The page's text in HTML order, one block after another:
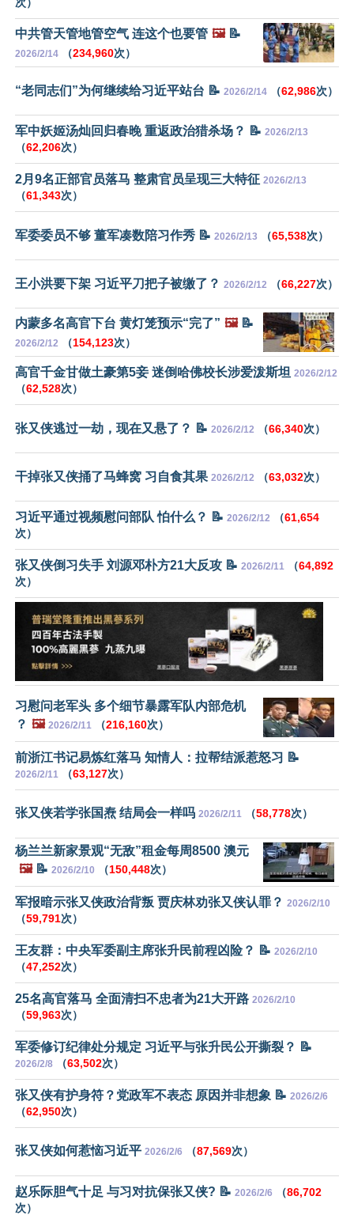
中共管天管地管空气 连这个也要管 🖼️📝
2026/2/14 （234,960次）
“老同志们”为何继续给习近平站台 📝 2026/2/14 （62,986次）
军中妖姬汤灿回归春晚 重返政治猎杀场？ 📝 2026/2/13
（62,206次）
2月9名正部官员落马 整肃官员呈现三大特征 2026/2/13
（61,343次）
军委委员不够 董军凑数陪习作秀 📝 2026/2/13 （65,538次）
王小洪要下架 习近平刀把子被缴了？ 2026/2/12 （66,227次）
内蒙多名高官下台 黄灯笼预示“完了” 🖼️📝
2026/2/12 （154,123次）
高官千金甘做土豪第5妾 迷倒哈佛校长涉爱泼斯坦 2026/2/12
（62,528次）
张又侠逃过一劫，现在又悬了？ 📝 2026/2/12 （66,340次）
干掉张又侠捅了马蜂窝 习自食其果 2026/2/12 （63,032次）
习近平通过视频慰问部队 怕什么？ 📝 2026/2/12 （61,654
次）
张又侠倒习失手 刘源邓朴方21大反攻 📝 2026/2/11 （64,892
次）
习慰问老军头 多个细节暴露军队内部危机
？ 🖼️ 2026/2/11 （216,160次）
前浙江书记易炼红落马 知情人：拉帮结派惹怒习 📝
2026/2/11 （63,127次）
张又侠若学张国焘 结局会一样吗 2026/2/11 （58,778次）
杨兰兰新家景观“无敌”租金每周8500 澳元
🖼️📝 2026/2/10 （150,448次）
军报暗示张又侠政治背叛 贾庆林劝张又侠认罪？ 2026/2/10
（59,791次）
王友群：中央军委副主席张升民前程凶险？ 📝 2026/2/10
（47,252次）
25名高官落马 全面清扫不忠者为21大开路 2026/2/10
（59,963次）
军委修订纪律处分规定 习近平与张升民公开撕裂？ 📝
2026/2/8 （63,502次）
张又侠有护身符？党政军不表态 原因并非想象 📝 2026/2/6
（62,950次）
张又侠如何惹恼习近平 2026/2/6 （87,569次）
赵乐际胆气十足 与习对抗保张又侠? 📝 2026/2/6 （86,702
次）